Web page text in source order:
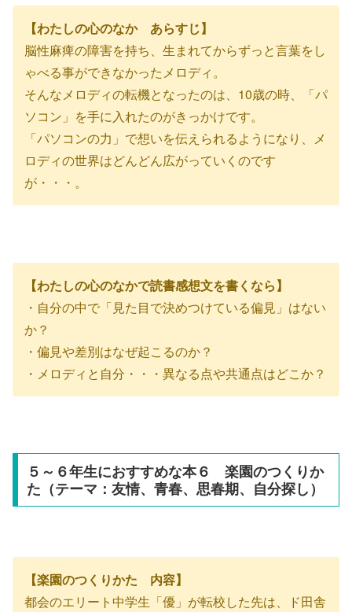
【わたしの心のなか あらすじ】
脳性麻痺の障害を持ち、生まれてからずっと言葉をし
ゃべる事ができなかったメロディ。
そんなメロディの転機となったのは、10歳の時、「パ
ソコン」を手に入れたのがきっかけです。
「パソコンの力」で想いを伝えられるようになり、メ
ロディの世界はどんどん広がっていくのです
が・・・。
【わたしの心のなかで読書感想文を書くなら】
・自分の中で「見た目で決めつけている偏見」はない
か？
・偏見や差別はなぜ起こるのか？
・メロディと自分・・・異なる点や共通点はどこか？
５～６年生におすすめな本６ 楽園のつくりか
た（テーマ：友情、青春、思春期、自分探し）
【楽園のつくりかた 内容】
都会のエリート中学生「優」が転校した先は、ド田舎